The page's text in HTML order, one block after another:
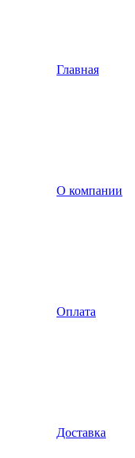
Главная
О компании
Оплата
Доставка